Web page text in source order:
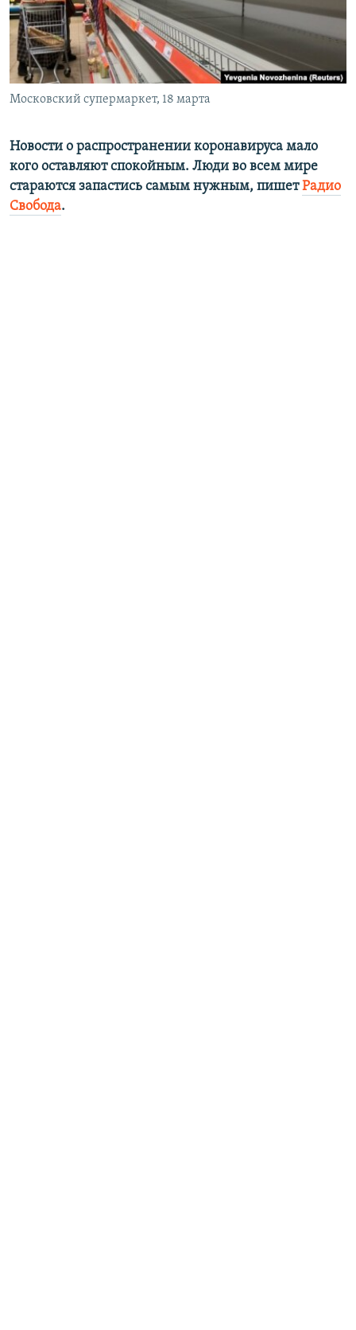
ПОБЕДИТЕЛЕЙ НЕ СУДЯТ?
КРЫМ.НЕПОКОРЕННЫЙ
ELIFBE
УКРАИНСКАЯ ПРОБЛЕМА КРЫМА
ПРИСОЕДИНЯЙТЕСЬ!
Московский супермаркет, 18 марта
Новости о распространении коронавируса мало
кого оставляют спокойным. Люди во всем мире
стараются запастись самым нужным, пишетРадио
Свобода.